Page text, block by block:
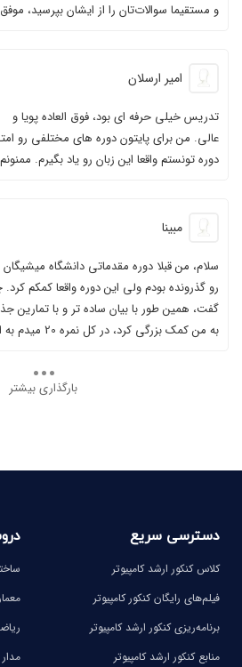
و مستقیما سوالات‌تان را از ایشان بپرسید،
امیر ارسلان
تدریس خیلی حرفه ای بود، فوق العاده پویا و
عالی. من برای پایتون دوره های مختلفی رو
دوره تونستم واقعا این زبان رو یاد بگیرم. ممنونم
مبینا
سلام، من قبلا دوره مقدماتی دانشگاه میشیگان
رو گذرونده بودم ولي اين دوره واقعا کمکم
گفت، همين طور با بيان ساده تر و با تمارین
به من کمک بزرگي کرد، در کل نمره 20 ميدم به اين دوره
بارگذاری بیشتر
دسترسی سریع
کلاس کنکور ارشد کامپیوتر
فیلم‌های رایگان کنکور کامپیوتر
برنامه‌ریزی کنکور ارشد کامپیوتر
منابع کنکور ارشد کامپیوتر